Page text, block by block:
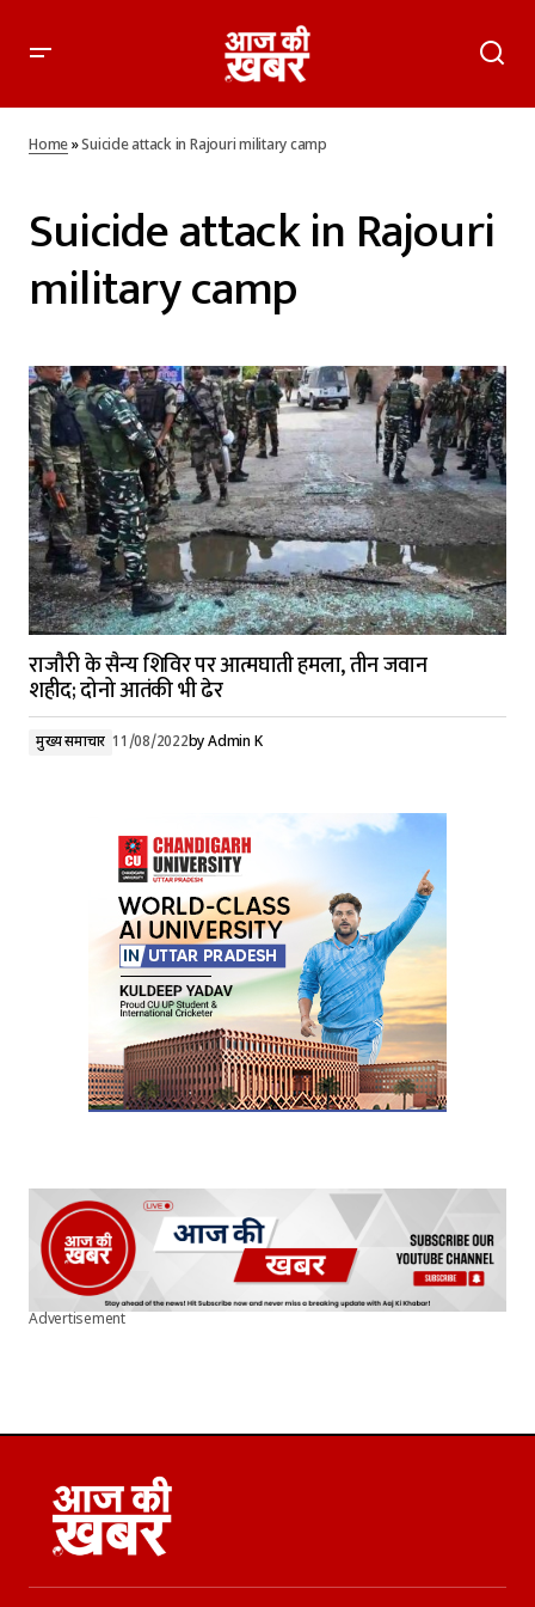
Home»Suicide attack in Rajouri military camp
Suicide attack in Rajouri
military camp
राजौरी के सैन्य शिविर पर आत्मघाती हमला, तीन जवान
शहीद; दोनो आतंकी भी ढेर
मुख्य समाचार 11/08/2022byAdmin K
Advertisement